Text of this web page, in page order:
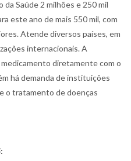
Saúde 2 milhões e 250 mil
este ano de mais 550 mil, com
Atende diversos países, em
internacionais. A
diretamente com o
há demanda de instituições
o tratamento de doenças
: